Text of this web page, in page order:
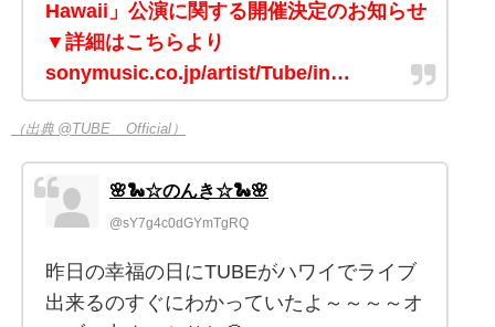
Hawaii」公演に関する開催決定のお知らせ
▼詳細はこちらより
sonymusic.co.jp/artist/Tube/in…
（出典 @TUBE__Official）
🌸🐍☆のんき☆🐍🌸
@sY7g4c0dGYmTgRQ
昨日の幸福の日にTUBEがハワイでライブ
出来るのすぐにわかっていたよ～～～～オ